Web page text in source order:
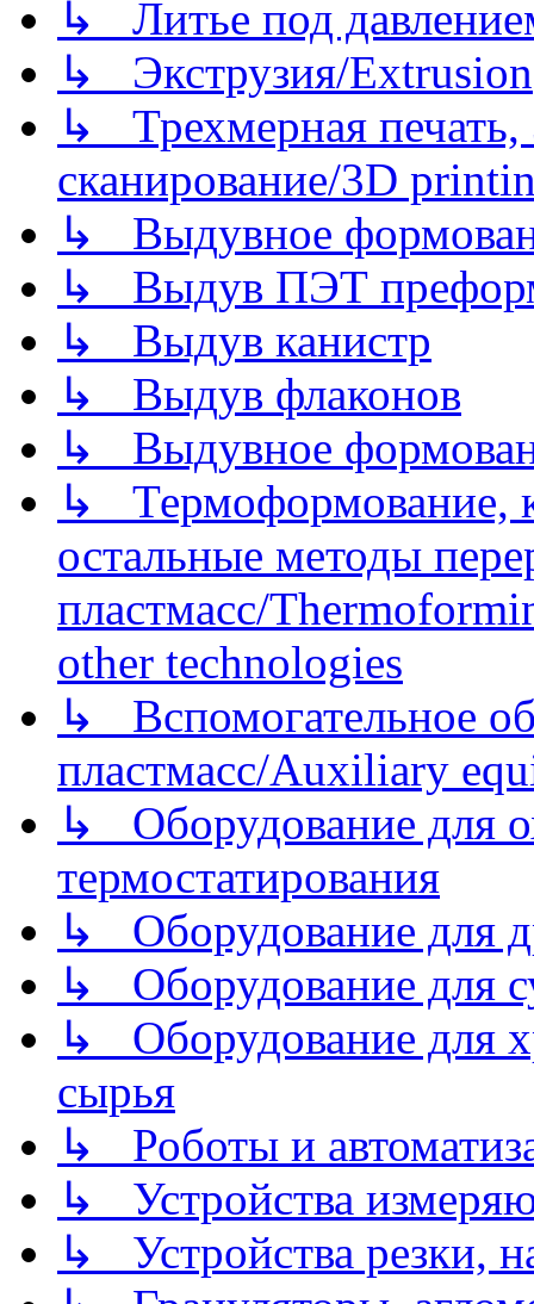
↳ Литье под
↳ Экструзия/Extrusion
↳ Трехмерная
сканирование/3D
↳ Выдувное
↳ Выдув ПЭТ
↳ Выдув канистр
↳ Выдув флаконов
↳ Выдувное
↳ Термоформование,
остальные методы
пластмасс/
other technologies
↳ Вспомогательное
пластмасс/Auxiliary
↳ Оборудование для
термостатирования
↳ Оборудование для
↳ Оборудование для
↳ Оборудование для
сырья
↳ Роботы и
↳ Устройства
↳ Устройства резки,